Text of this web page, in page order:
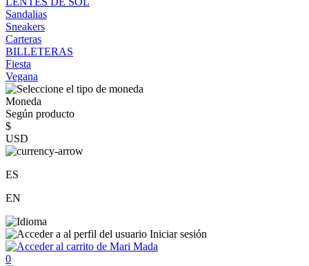
Sandalias
Sneakers
Carteras
BILLETERAS
Fiesta
Vegana
Moneda
Según producto
$
USD
ES
EN
Iniciar sesión
0